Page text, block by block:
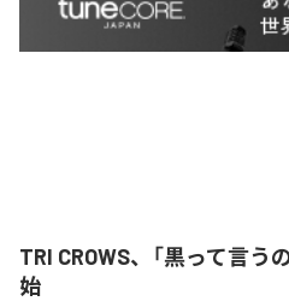
TRI CROWS、「黒って言う
始